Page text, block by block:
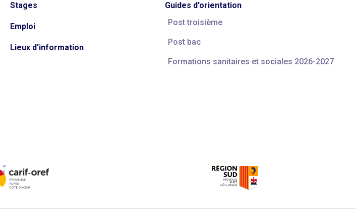
Stages
Emploi
Lieux d'information
Guides d'orientation
Post troisième
Post bac
Formations sanitaires et sociales 2026-2027